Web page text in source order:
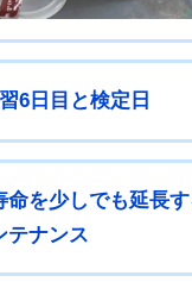
6日目と検定日
命を少しでも延長
テナンス